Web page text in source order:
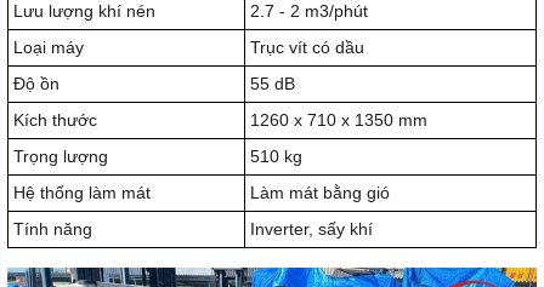
Lưu lượng khí nén
2.7 - 2 m3/phút
Loại máy
Trục vít có dầu
Độ ồn
55 dB
Kích thước
1260 x 710 x 1350 mm
Trọng lượng
510 kg
Hệ thống làm mát
Làm mát bằng gió
Tính năng
Inverter, sấy khí